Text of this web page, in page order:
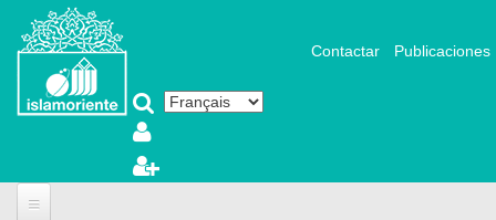
Aller au contenu principal
Contactar Publicaciones